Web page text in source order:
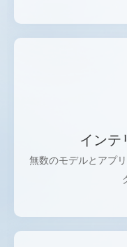
インテ
無数のモデルとアプ